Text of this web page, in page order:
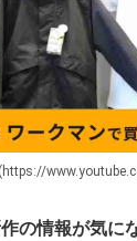
の情報が気に